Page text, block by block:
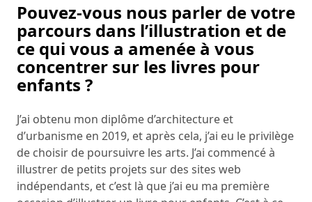
Pouvez-vous nous parler de votre
parcours dans l’illustration et de
ce qui vous a amenée à vous
concentrer sur les livres pour
enfants ?
J’ai obtenu mon diplôme d’architecture et
d’urbanisme en 2019, et après cela, j’ai eu le privilège
de choisir de poursuivre les arts. J’ai commencé à
illustrer de petits projets sur des sites web
indépendants, et c’est là que j’ai eu ma première